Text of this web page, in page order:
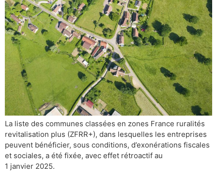
La liste des communes classées en zones France ruralités
revitalisation plus (ZFRR+), dans lesquelles les entreprises
peuvent bénéficier, sous conditions, d’exonérations fiscales
et sociales, a été fixée, avec effet rétroactif au
1 janvier 2025.